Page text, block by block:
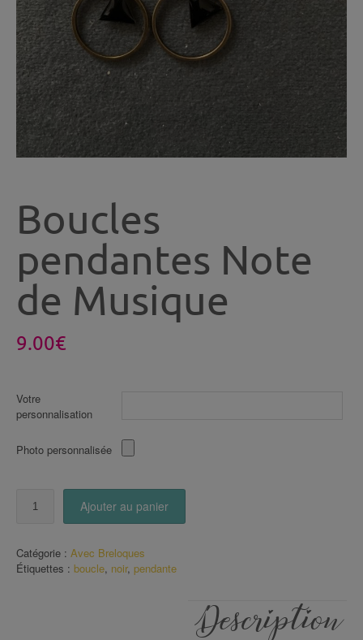
Boucles
pendantes Note
de Musique
9.00€
Votre
personnalisation
Photo personnalisée
Note
de
Ajouter au panier
Catégorie : Avec Breloques
Étiquettes : boucle, noir, pendante
Description